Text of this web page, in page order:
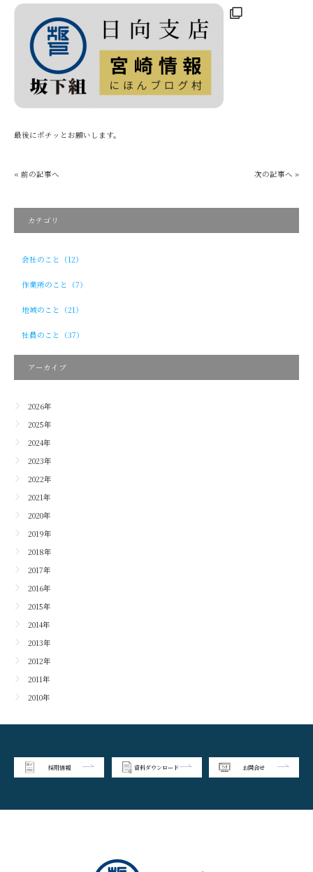
最後にポチッとお願いします。
« 前の記事へ 次の記事へ »
カテゴリ
会社のこと（12）
作業所のこと（7）
地域のこと（21）
社員のこと（37）
アーカイブ
2026年
2025年
2024年
2023年
2022年
2021年
2020年
2019年
2018年
2017年
2016年
2015年
2014年
2013年
2012年
2011年
2010年
採用情報 資料ダウンロード お問合せ